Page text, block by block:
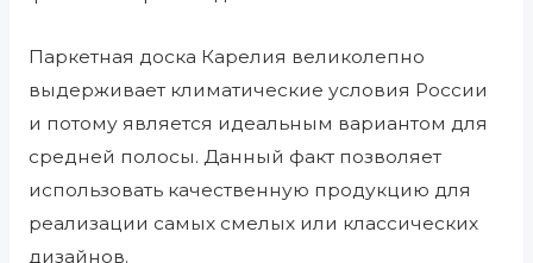
Паркетная доска Карелия великолепно
выдерживает климатические условия России
и потому является идеальным вариантом для
средней полосы. Данный факт позволяет
использовать качественную продукцию для
реализации самых смелых или классических
дизайнов.